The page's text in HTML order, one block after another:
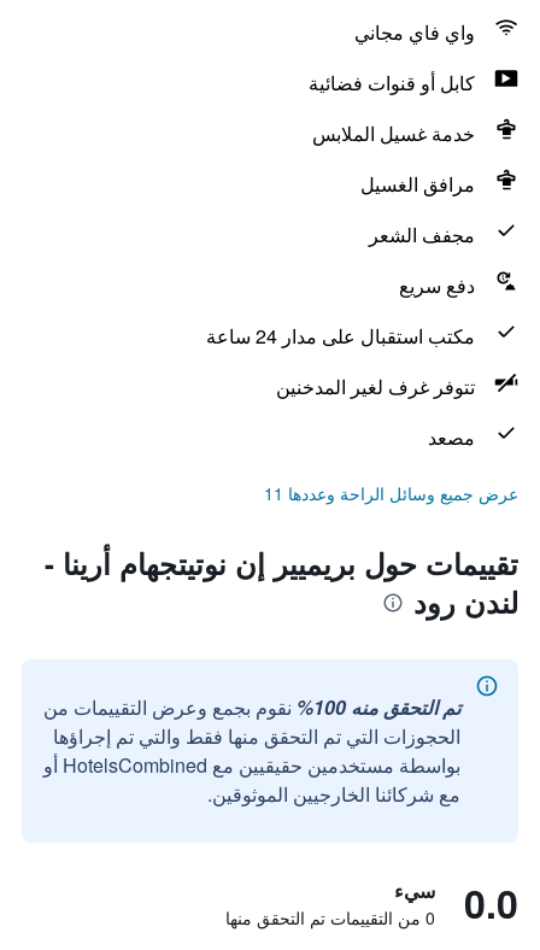
واي فاي مجاني
كابل أو قنوات فضائية
خدمة غسيل الملابس
مرافق الغسيل
مجفف الشعر
دفع سريع
مكتب استقبال على مدار 24 ساعة
تتوفر غرف لغير المدخنين
مصعد
عرض جميع وسائل الراحة وعددها 11
تقييمات حول بريميير إن نوتيتجهام أرينا -
لندن رود
تم التحقق منه 100%
نقوم بجمع وعرض التقييمات من
الحجوزات التي تم التحقق منها فقط والتي تم إجراؤها
بواسطة مستخدمين حقيقيين مع HotelsCombined أو
مع شركائنا الخارجيين الموثوقين.
0.0 سيء
0 من التقييمات تم التحقق منها